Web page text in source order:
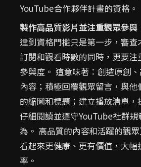
YouTube合作夥伴計畫的資格。
製作高品質影片並注重觀眾參與
達到資格門檻只是第一步，審查
訂閱和觀看時數的同時，更要
參與度。 這意味著：創造原創
內容；積極回覆觀眾留言，與
的縮圖和標題；建立播放清單
仔細閱讀並遵守YouTube社群
為。 高品質的內容和活躍的觀
看起來更健康、更有價值，大
率。